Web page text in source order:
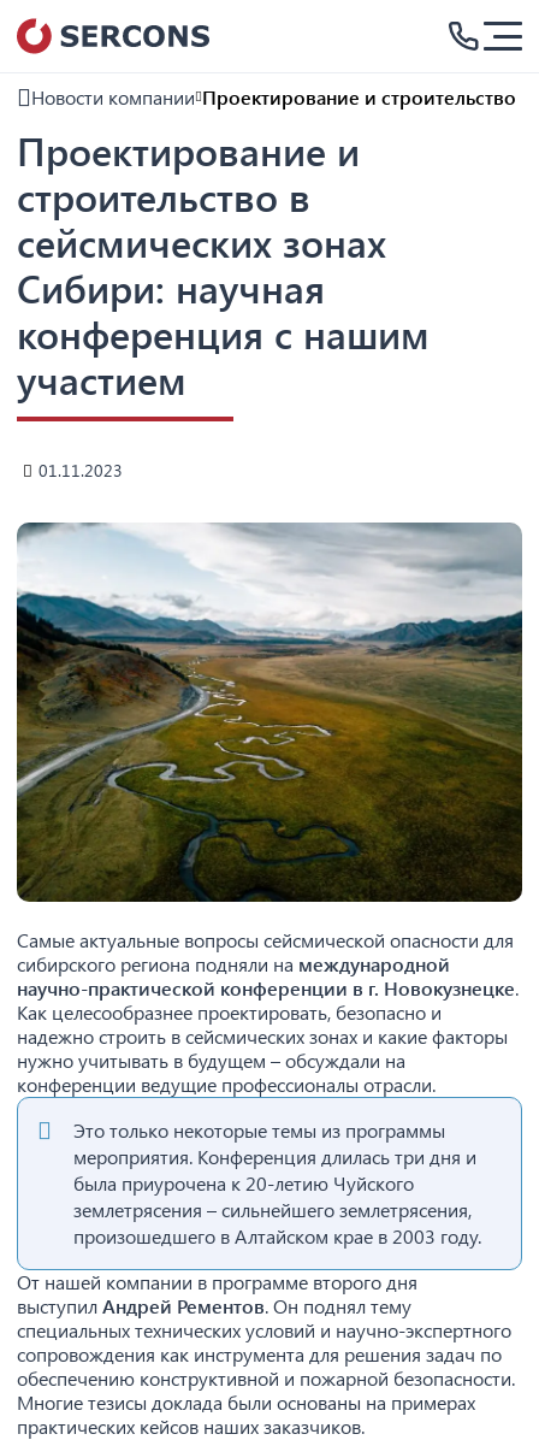
Новости компании Проектирование и строительство
Проектирование и
строительство в
сейсмических зонах
Сибири: научная
конференция с нашим
участием
01.11.2023
Самые актуальные вопросы сейсмической опасности для
сибирского региона подняли на международной
научно-практической конференции в г. Новокузнецке.
Как целесообразнее проектировать, безопасно и
надежно строить в сейсмических зонах и какие факторы
нужно учитывать в будущем – обсуждали на
конференции ведущие профессионалы отрасли.
Это только некоторые темы из программы
мероприятия. Конференция длилась три дня и
была приурочена к 20-летию Чуйского
землетрясения – сильнейшего землетрясения,
произошедшего в Алтайском крае в 2003 году.
От нашей компании в программе второго дня
выступилАндрей Рементов. Он поднял тему
специальных технических условий и научно-экспертного
сопровождения как инструмента для решения задач по
обеспечению конструктивной и пожарной безопасности.
Многие тезисы доклада были основаны на примерах
практических кейсов наших заказчиков.